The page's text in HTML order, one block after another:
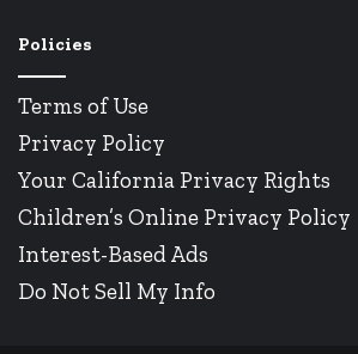
Policies
Terms of Use
Privacy Policy
Your California Privacy Rights
Children’s Online Privacy Policy
Interest-Based Ads
Do Not Sell My Info